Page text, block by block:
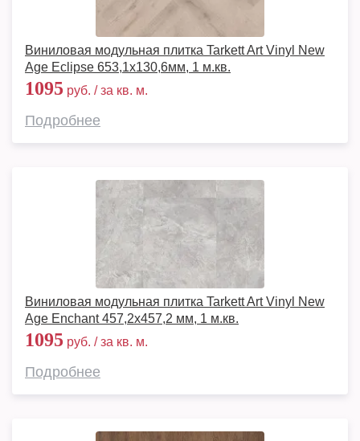
Виниловая модульная плитка Tarkett Art Vinyl New
Age Eclipse 653,1х130,6мм, 1 м.кв.
1095 руб. / за кв. м.
Подробнее
Виниловая модульная плитка Tarkett Art Vinyl New
Age Enchant 457,2x457,2 мм, 1 м.кв.
1095 руб. / за кв. м.
Подробнее